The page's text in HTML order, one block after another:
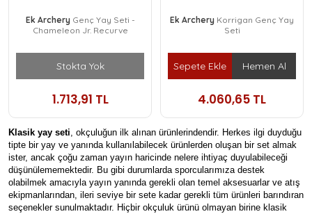
Ek Archery Genç Yay Seti -
Chameleon Jr. Recurve
Stokta Yok
1.713,91 TL
Ek Archery Korrigan Genç Yay
Seti
Sepete Ekle Hemen Al
4.060,65 TL
Klasik yay seti, okçuluğun ilk alınan ürünlerindendir. Herkes ilgi duyduğu
tipte bir yay ve yanında kullanılabilecek ürünlerden oluşan bir set almak
ister, ancak çoğu zaman yayın haricinde nelere ihtiyaç duyulabileceği
düşünülememektedir. Bu gibi durumlarda sporcularımıza destek
olabilmek amacıyla yayın yanında gerekli olan temel aksesuarlar ve atış
ekipmanlarından, ileri seviye bir sete kadar gerekli tüm ürünleri barındıran
seçenekler sunulmaktadır. Hiçbir okçuluk ürünü olmayan birine klasik